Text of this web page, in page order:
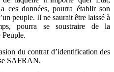
ces données, pourra établir son
peuple. Il ne saurait être laissé à
pourra se soustraire de la
Peuple.
du contrat d’identification des
SAFRAN.